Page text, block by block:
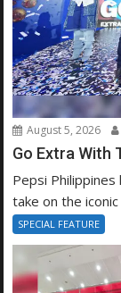
August 5, 2026
Go Extra With
Pepsi
take on the iconic
SPECIAL FEATURE